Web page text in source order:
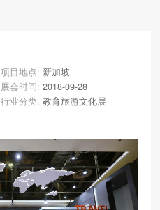
项目地点: 新加坡
展会时间: 2018-09-28
行业分类: 教育旅游文化展